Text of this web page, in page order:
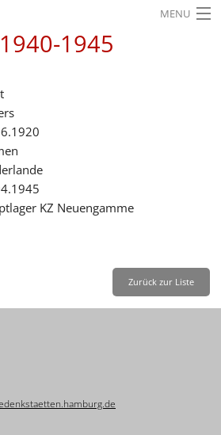
MENU
Leichte Sprache
1945
KZ Neuengamme
Zurück zur Liste